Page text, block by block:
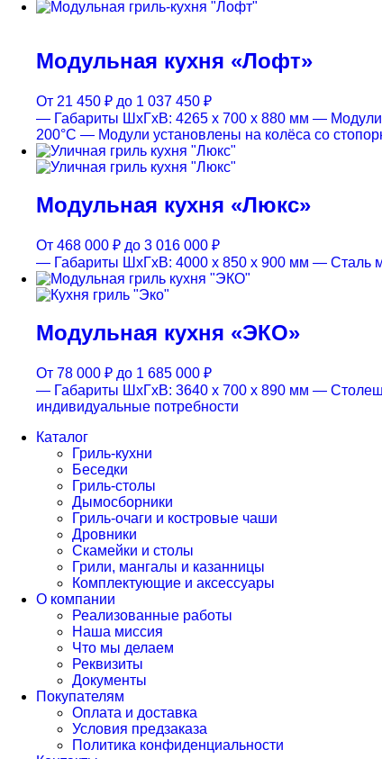
Модульная кухня «Лофт»
От 21 450 ₽ до 1 037 450 ₽
— Габариты ШхГхВ: 4265 х 700 х 880 мм — Модули
200°С — Модули установлены на колёса со
Модульная кухня «Люкс»
От 468 000 ₽ до 3 016 000 ₽
— Габариты ШхГхВ: 4000 x 850 x 900 мм — Сталь
Модульная кухня «ЭКО»
От 78 000 ₽ до 1 685 000 ₽
— Габариты ШхГхВ: 3640 х 700 х 890 мм —
индивидуальные потребности
Каталог
Гриль-кухни
Беседки
Гриль-столы
Дымосборники
Гриль-очаги и костровые чаши
Дровники
Скамейки и столы
Грили, мангалы и казанницы
Комплектующие и аксессуары
О компании
Реализованные работы
Наша миссия
Что мы делаем
Реквизиты
Документы
Покупателям
Оплата и доставка
Условия предзаказа
Политика конфиденциальности